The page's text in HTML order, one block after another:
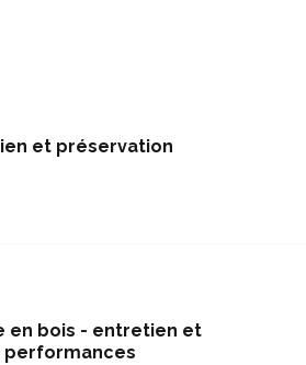
et préservation
en bois - entretien et
performances